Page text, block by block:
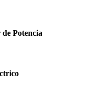
Potencia